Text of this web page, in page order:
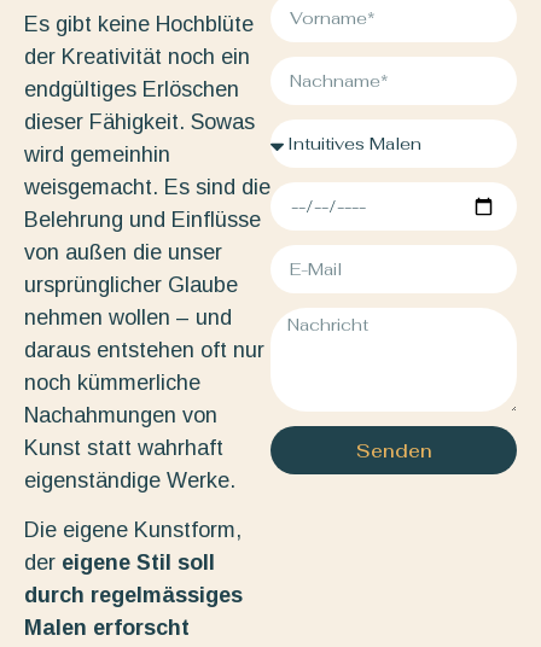
Es gibt keine Hochblüte
der Kreativität noch ein
endgültiges Erlöschen
dieser Fähigkeit. Sowas
wird gemeinhin
weisgemacht. Es sind die
Belehrung und Einflüsse
von außen die unser
ursprünglicher Glaube
nehmen wollen – und
daraus entstehen oft nur
noch kümmerliche
Nachahmungen von
Kunst statt wahrhaft
eigenständige Werke.
Die eigene Kunstform,
der eigene Stil soll
durch regelmässiges
Malen erforscht
Senden